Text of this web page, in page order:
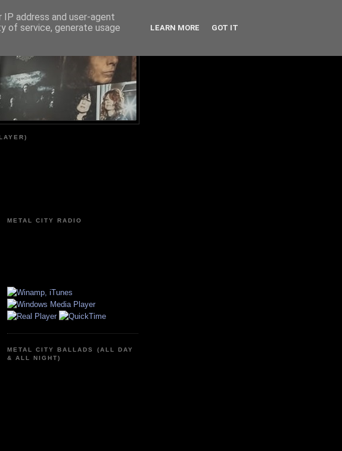
METAL CITY RADIO
METAL CITY BALLADS (ALL DAY
& ALL NIGHT)
address and user-agent
of service, generate usage
LEARN MORE GOT IT